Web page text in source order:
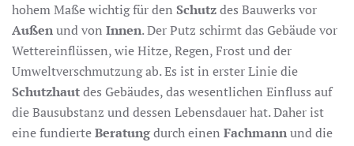
hohem Maße wichtig für den Schutzdes Bauwerks vor
Außenund von Innen. Der Putz schirmt das Gebäude vor
Wettereinflüssen, wie Hitze, Regen, Frost und der
Umweltverschmutzung ab. Es ist in erster Linie die
Schutzhautdes Gebäudes, das wesentlichen Einfluss auf
die Bausubstanz und dessen Lebensdauer hat. Daher ist
eine fundierteBeratungdurch einen Fachmannund die